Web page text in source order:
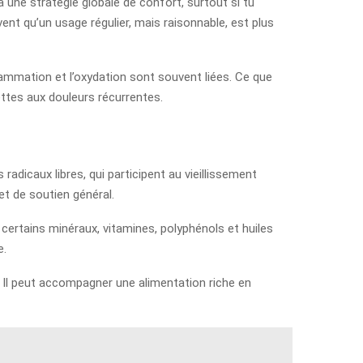
qu’un usage régulier, mais raisonnable, est plus
et l’oxydation sont souvent liées. Ce que
aux douleurs récurrentes.
libres, qui participent au vieillissement
de soutien général.
minéraux, vitamines, polyphénols et huiles
peut accompagner une alimentation riche en